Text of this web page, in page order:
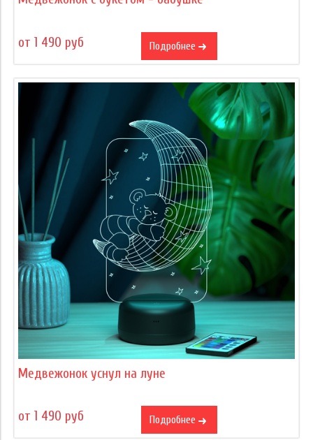
от 1 490 руб Подробнее
Медвежонок уснул на луне
от 1 490 руб Подробнее